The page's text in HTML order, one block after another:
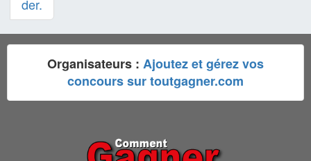
der.
Organisateurs : Ajoutez et gérez vos
concours sur toutgagner.com